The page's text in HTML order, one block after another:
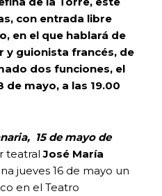
con entrada libre
en el que hablará de
y guionista francés, de
dos funciones, el
de mayo, a las 19.00
15 de mayo de
teatralJosé María
jueves 16 de mayo un
en el Teatro